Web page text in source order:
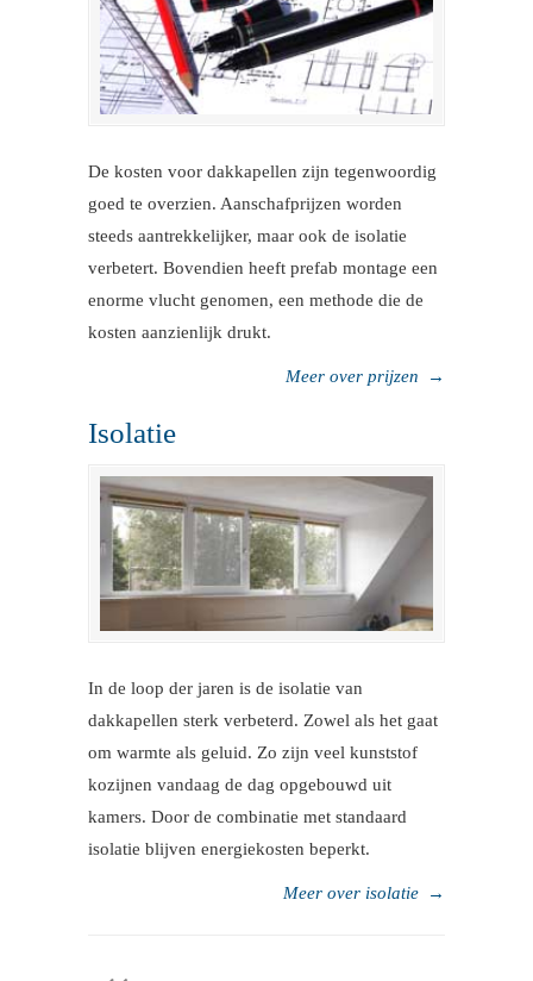
De kosten voor dakkapellen zijn tegenwoordig
goed te overzien. Aanschafprijzen worden
steeds aantrekkelijker, maar ook de isolatie
verbetert. Bovendien heeft prefab montage een
enorme vlucht genomen, een methode die de
kosten aanzienlijk drukt.
Meer over prijzen →
Isolatie
In de loop der jaren is de isolatie van
dakkapellen sterk verbeterd. Zowel als het gaat
om warmte als geluid. Zo zijn veel kunststof
kozijnen vandaag de dag opgebouwd uit
kamers. Door de combinatie met standaard
isolatie blijven energiekosten beperkt.
Meer over isolatie →